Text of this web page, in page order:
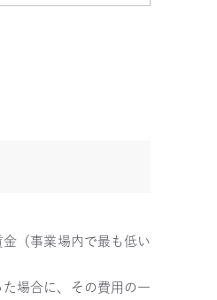
（事業場内で最も低い
場合に、その費用の一